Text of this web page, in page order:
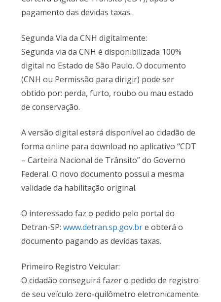
pagamento das devidas taxas.
Segunda Via da CNH digitalmente:
Segunda via da CNH é disponibilizada 100%
digital no Estado de São Paulo. O documento
(CNH ou Permissão para dirigir) pode ser
obtido por: perda, furto, roubo ou mau estado
de conservação.
A versão digital estará disponível ao cidadão de
forma online para download no aplicativo “CDT
– Carteira Nacional de Trânsito” do Governo
Federal. O novo documento possui a mesma
validade da habilitação original.
O interessado faz o pedido pelo portal do
Detran-SP: www.detran.sp.gov.bre obterá o
documento pagando as devidas taxas.
Primeiro Registro Veicular:
O cidadão conseguirá fazer o pedido de registro
de seu veículo zero-quilômetro eletronicamente.